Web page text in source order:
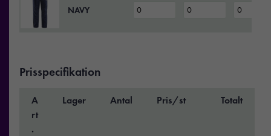
NAVY
Prisspecifikation
A
rt
.
Lager Antal Pris/st Totalt